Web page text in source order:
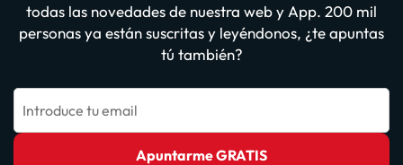
todas las novedades de nuestra web y App. 200 mil
personas ya están suscritas y leyéndonos, ¿te apuntas
tú también?
Introduce tu email
Apuntarme GRATIS